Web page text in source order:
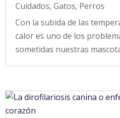
Cuidados,Gatos, Perros
Con la subida de las
calor es uno de los
sometidas nuestras